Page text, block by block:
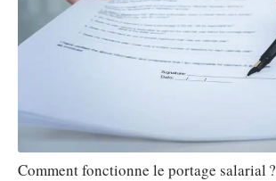
Comment fonctionne le portage salarial ?